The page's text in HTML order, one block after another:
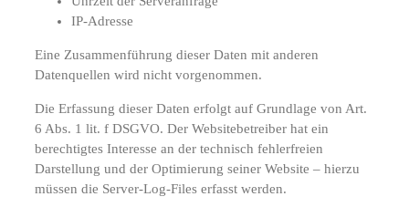
IP-Adresse
Eine Zusammenführung dieser Daten mit anderen
Datenquellen wird nicht vorgenommen.
Die Erfassung dieser Daten erfolgt auf Grundlage von Art.
6 Abs. 1 lit. f DSGVO. Der Websitebetreiber hat ein
berechtigtes Interesse an der technisch fehlerfreien
Darstellung und der Optimierung seiner Website – hierzu
müssen die Server-Log-Files erfasst werden.